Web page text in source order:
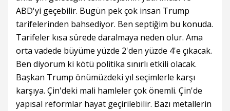
ABD'yi geçebilir. Bugün pek çok insan Trump
tarifelerinden bahsediyor. Ben septiğim bu konuda.
Tarifeler kısa sürede daralmaya neden olur. Ama
orta vadede büyüme yüzde 2'den yüzde 4'e çıkacak.
Ben diyorum ki kötü politika sınırlı etkili olacak.
Başkan Trump önümüzdeki yıl seçimlerle karşı
karşıya. Çin'deki mali hamleler çok önemli. Çin'de
yapısal reformlar hayat geçirilebilir. Bazı metallerin